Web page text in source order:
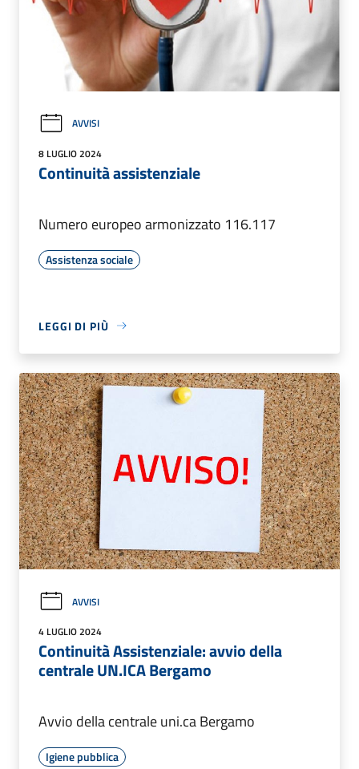
AVVISI
8 LUGLIO 2024
Continuità assistenziale
Numero europeo armonizzato 116.117
Assistenza sociale
LEGGI DI PIÙ
AVVISI
4 LUGLIO 2024
Continuità Assistenziale: avvio della
centrale UN.ICA Bergamo
Avvio della centrale uni.ca Bergamo
Igiene pubblica